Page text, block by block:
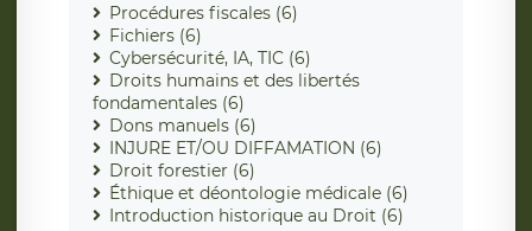
Procédures fiscales (6)
Fichiers (6)
Cybersécurité, IA, TIC (6)
Droits humains et des libertés
fondamentales (6)
Dons manuels (6)
INJURE ET/OU DIFFAMATION (6)
Droit forestier (6)
Éthique et déontologie médicale (6)
Introduction historique au Droit (6)